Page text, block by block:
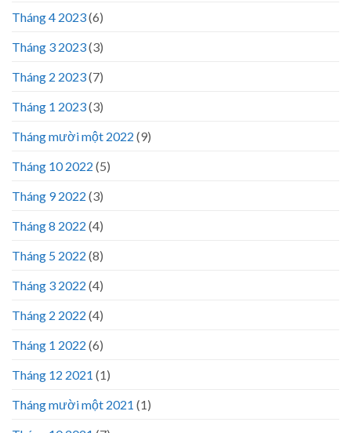
Tháng 4 2023(6)
Tháng 3 2023(3)
Tháng 2 2023(7)
Tháng 1 2023(3)
Tháng mười một 2022 (9)
Tháng 10 2022 (5)
Tháng 9 2022 (3)
Tháng 8 2022 (4)
Tháng 5 2022 (8)
Tháng 3 2022 (4)
Tháng 2 2022 (4)
Tháng 1 2022 (6)
Tháng 12 2021 (1)
Tháng mười một 2021 (1)